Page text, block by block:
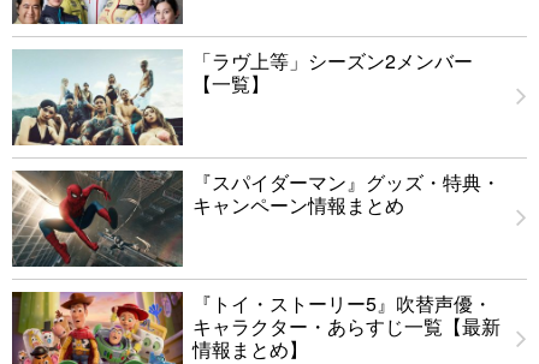
「ラヴ上等」シーズン2メンバー
【一覧】
『スパイダーマン』グッズ・特典・
キャンペーン情報まとめ
『トイ・ストーリー5』吹替声優・
キャラクター・あらすじ一覧【最新
情報まとめ】